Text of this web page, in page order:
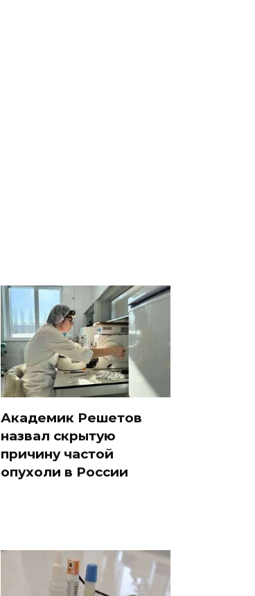
Академик Решетов
назвал скрытую
причину частой
опухоли в России